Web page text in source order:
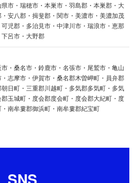
市・瑞穂市・本巣市・羽島郡・本巣郡・大
安八郡・揖斐郡・関市・美濃市・美濃加茂
児郡・多治見市・中津川市・瑞浪市・恵那
呂市・大野郡
・桑名市・鈴鹿市・名張市・尾鷲市・亀山
志摩市・伊賀市・桑名郡木曽岬町・員弁郡
日町・三重郡川越町・多気郡多気町・多気
玉城町・度会郡度会町・度会郡大紀町・度
南牟婁郡御浜町・南牟婁郡紀宝町